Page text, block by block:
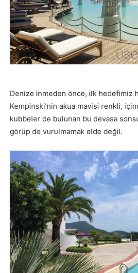
Denize inmeden önce, ilk hedefimiz
Kempinski’nin akua mavisi renkli,
kubbeler de bulunan bu devasa
görüp de vurulmamak elde değil.